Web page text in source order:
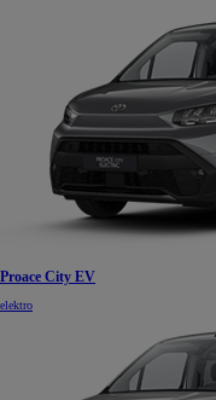
Proace City EV
elektro